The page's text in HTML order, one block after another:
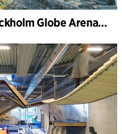
Avicii Arena (Stockholm Globe Arena), Renovierung und Modernisierung